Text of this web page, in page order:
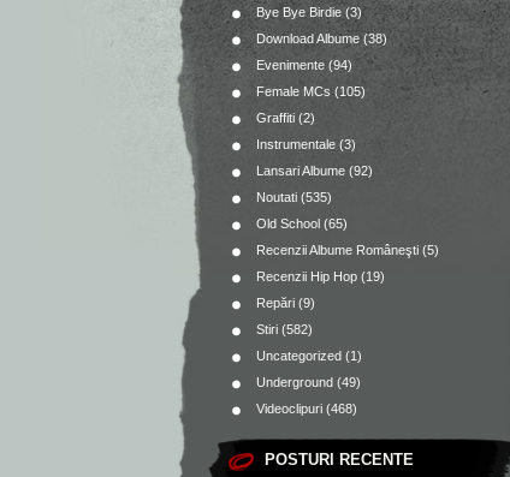
Bye Bye Birdie(3)
Download Albume (38)
Evenimente (94)
Female MCs (105)
Graffiti (2)
Instrumentale (3)
Lansari Albume (92)
Noutati (535)
Old School (65)
Recenzii Albume Româneşti (5)
Recenzii Hip Hop (19)
Repări (9)
Stiri (582)
Uncategorized (1)
Underground (49)
Videoclipuri (468)
POSTURI RECENTE